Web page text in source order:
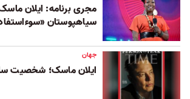
مجری برنامه: ایلان
سیاهپوستان
جهان
ایلان ماسک؛ شخصیت سال ۲۰۲۱ مجله